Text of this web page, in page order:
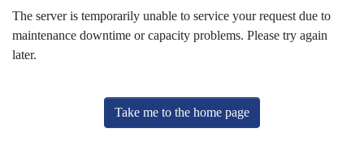
The server is temporarily unable to service your request due to
maintenance downtime or capacity problems. Please try again
later.
Take me to the home page